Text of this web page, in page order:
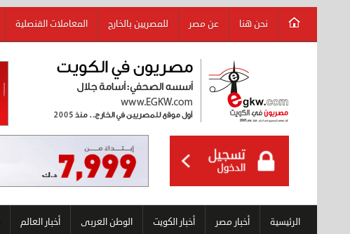
نحن هنا عن مصر للمصريين بالخارج المعاملات القنصلية
الرئيسية أخبار مصر أخبار الكويت الوطن العربى أخبار العالم